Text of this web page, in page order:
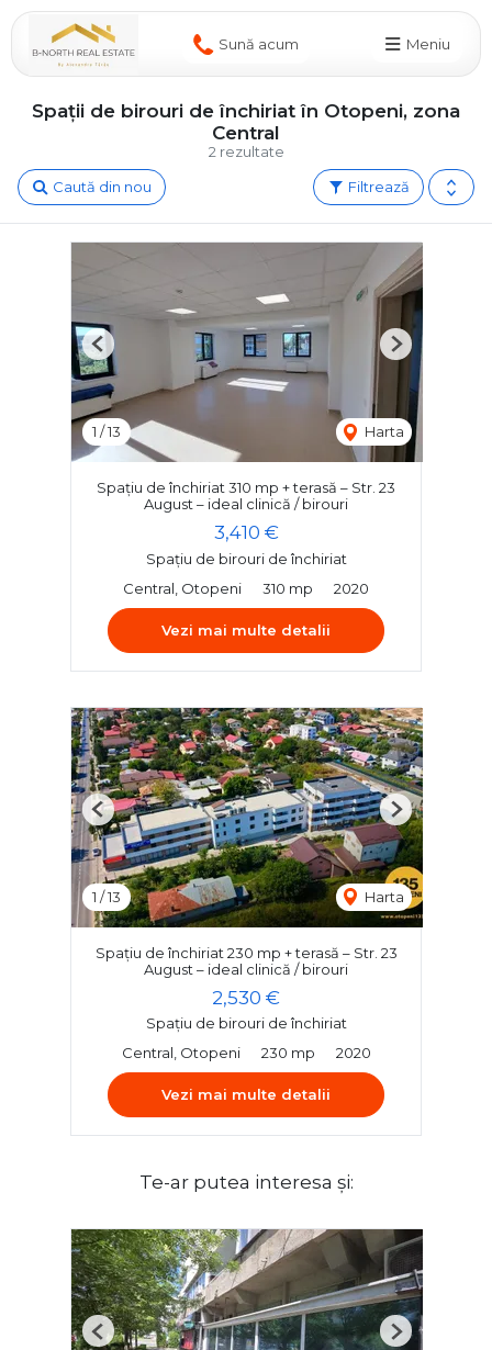
Sună acum Meniu
2 rezultate
Spații de birouri de închiriat în Otopeni, zona
Central
Filtrează
Caută din nou
1 /13 Harta
Previous Next
Spațiu de închiriat 310 mp + terasă – Str. 23
August – ideal clinică / birouri
3,410 €
Spațiu de birouri de închiriat
Central, Otopeni
310 mp 2020
Vezi mai multe detalii
1 /13 Harta
Previous Next
Spațiu de închiriat 230 mp + terasă – Str. 23
August – ideal clinică / birouri
2,530 €
Spațiu de birouri de închiriat
Central, Otopeni
230 mp 2020
Vezi mai multe detalii
Te-ar putea interesa și:
Previous Next